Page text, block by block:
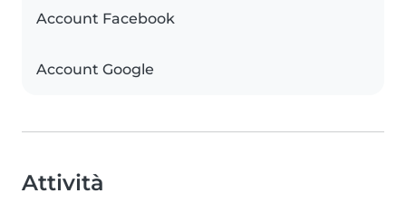
Account Facebook
Account Google
Attività